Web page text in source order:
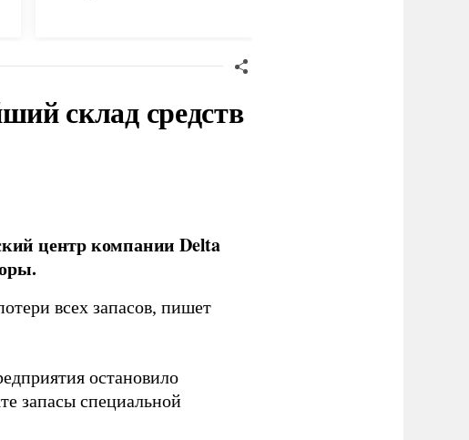
склад средств
центр компании Delta
всех запасов, пишет
остановило
запасы специальной